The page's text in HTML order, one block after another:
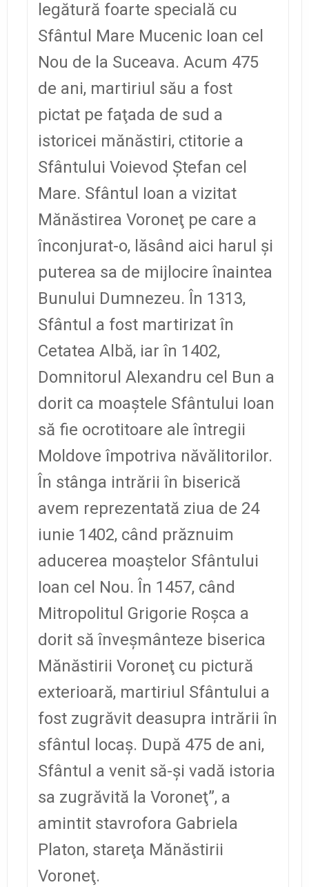
legătură foarte specială cu
Sfântul Mare Mucenic Ioan cel
Nou de la Suceava. Acum 475
de ani, martiriul său a fost
pictat pe faţada de sud a
istoricei mănăstiri, ctitorie a
Sfântului Voievod Ştefan cel
Mare. Sfântul Ioan a vizitat
Mănăstirea Voroneţ pe care a
înconjurat-o, lăsând aici harul şi
puterea sa de mijlocire înaintea
Bunului Dumnezeu. În 1313,
Sfântul a fost martirizat în
Cetatea Albă, iar în 1402,
Domnitorul Alexandru cel Bun a
dorit ca moaştele Sfântului Ioan
să fie ocrotitoare ale întregii
Moldove împotriva năvălitorilor.
În stânga intrării în biserică
avem reprezentată ziua de 24
iunie 1402, când prăznuim
aducerea moaştelor Sfântului
Ioan cel Nou. În 1457, când
Mitropolitul Grigorie Roşca a
dorit să înveşmânteze biserica
Mănăstirii Voroneţ cu pictură
exterioară, martiriul Sfântului a
fost zugrăvit deasupra intrării în
sfântul locaş. După 475 de ani,
Sfântul a venit să-şi vadă istoria
sa zugrăvită la Voroneţ”, a
amintit stavrofora Gabriela
Platon, stareţa Mănăstirii
Voroneţ.